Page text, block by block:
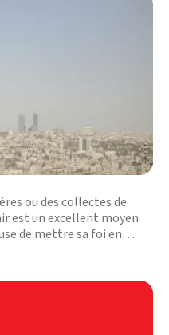
ou des collectes de
est un excellent moyen
de mettre sa foi en